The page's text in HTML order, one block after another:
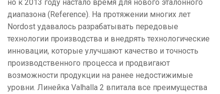
но к 2013 году настало время для нового эталонного
диапазона (Reference). На протяжении многих лет
Nordost удавалось разрабатывать передовые
технологии производства и внедрять технологические
инновации, которые улучшают качество и точность
производственного процесса и продвигают
возможности продукции на ранее недостижимые
уровни. Линейка Valhalla 2 впитала все преимущества